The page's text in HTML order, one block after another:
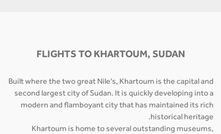
FLIGHTS TO KHARTOUM, SUDAN
Built where the two great Nile's, Khartoum is the capital and
second largest city of Sudan. It is quickly developing into a
modern and flamboyant city that has maintained its rich
historical heritage.
Khartoum is home to several outstanding museums,